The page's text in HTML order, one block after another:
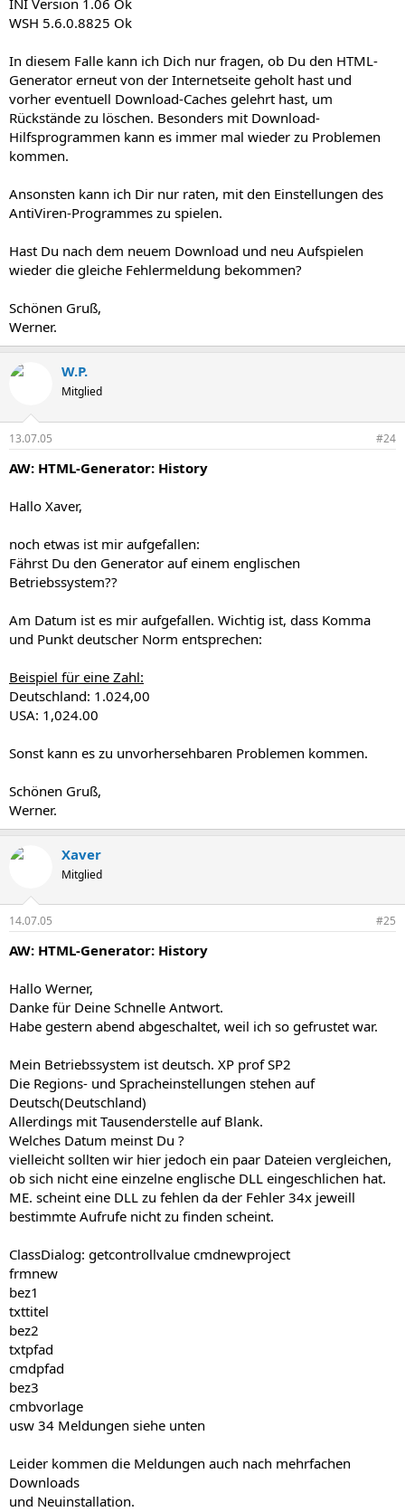
INI Version 1.06 Ok
WSH 5.6.0.8825 Ok
In diesem Falle kann ich Dich nur fragen, ob Du den HTML-
Generator erneut von der Internetseite geholt hast und
vorher eventuell Download-Caches gelehrt hast, um
Rückstände zu löschen. Besonders mit Download-
Hilfsprogrammen kann es immer mal wieder zu Problemen
kommen.
Ansonsten kann ich Dir nur raten, mit den Einstellungen des
AntiViren-Programmes zu spielen.
Hast Du nach dem neuem Download und neu Aufspielen
wieder die gleiche Fehlermeldung bekommen?
Schönen Gruß,
Werner.
W.P.
Mitglied
13.07.05 #24
AW: HTML-Generator: History
Hallo Xaver,
noch etwas ist mir aufgefallen:
Fährst Du den Generator auf einem englischen
Betriebssystem??
Am Datum ist es mir aufgefallen. Wichtig ist, dass Komma
und Punkt deutscher Norm entsprechen:
Beispiel für eine Zahl:
Deutschland: 1.024,00
USA: 1,024.00
Sonst kann es zu unvorhersehbaren Problemen kommen.
Schönen Gruß,
Werner.
Xaver
Mitglied
14.07.05 #25
AW: HTML-Generator: History
Hallo Werner,
Danke für Deine Schnelle Antwort.
Habe gestern abend abgeschaltet, weil ich so gefrustet war.
Mein Betriebssystem ist deutsch. XP prof SP2
Die Regions- und Spracheinstellungen stehen auf
Deutsch(Deutschland)
Allerdings mit Tausenderstelle auf Blank.
Welches Datum meinst Du ?
vielleicht sollten wir hier jedoch ein paar Dateien vergleichen,
ob sich nicht eine einzelne englische DLL eingeschlichen hat.
ME. scheint eine DLL zu fehlen da der Fehler 34x jeweill
bestimmte Aufrufe nicht zu finden scheint.
ClassDialog: getcontrollvalue cmdnewproject
frmnew
bez1
txttitel
bez2
txtpfad
cmdpfad
bez3
cmbvorlage
usw 34 Meldungen siehe unten
Leider kommen die Meldungen auch nach mehrfachen
Downloads
und Neuinstallation.